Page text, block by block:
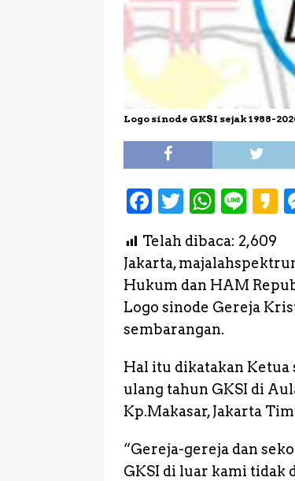
Logo sinode GKSI sejak 1988-
F
c
e
b
o
k
T
it
te
r
W
a
ts
A
p
L
n
e a
o
Telah dibaca: 2,609
Jakarta,
Hukum dan HAM
Logo sinode Gereja
sembarangan.
Hal itu dikatakan Ketua
ulang tahun GKSI di
Kp.Makasar, Jakarta
“Gereja-gereja dan
GKSI di luar kami tidak